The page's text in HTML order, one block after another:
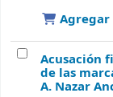
Acusación
de las
A. Nazar